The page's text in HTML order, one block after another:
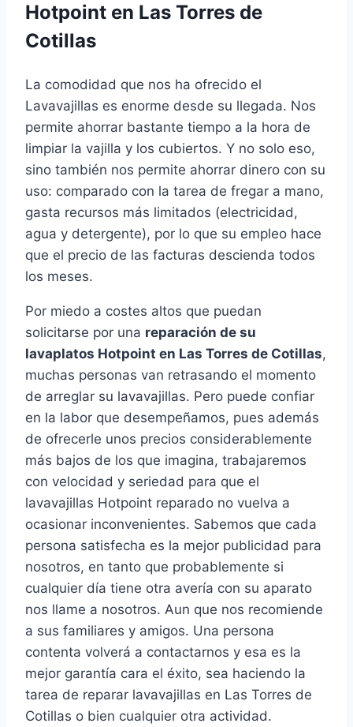
Hotpoint en Las Torres de
Cotillas
La comodidad que nos ha ofrecido el
Lavavajillas es enorme desde su llegada. Nos
permite ahorrar bastante tiempo a la hora de
limpiar la vajilla y los cubiertos. Y no solo eso,
sino también nos permite ahorrar dinero con su
uso: comparado con la tarea de fregar a mano,
gasta recursos más limitados (electricidad,
agua y detergente), por lo que su empleo hace
que el precio de las facturas descienda todos
los meses.
Por miedo a costes altos que puedan
solicitarse por una reparación de su
lavaplatos Hotpoint en Las Torres de Cotillas,
muchas personas van retrasando el momento
de arreglar su lavavajillas. Pero puede confiar
en la labor que desempeñamos, pues además
de ofrecerle unos precios considerablemente
más bajos de los que imagina, trabajaremos
con velocidad y seriedad para que el
lavavajillas Hotpoint reparado no vuelva a
ocasionar inconvenientes. Sabemos que cada
persona satisfecha es la mejor publicidad para
nosotros, en tanto que probablemente si
cualquier día tiene otra avería con su aparato
nos llame a nosotros. Aun que nos recomiende
a sus familiares y amigos. Una persona
contenta volverá a contactarnos y esa es la
mejor garantía cara el éxito, sea haciendo la
tarea de reparar lavavajillas en Las Torres de
Cotillas o bien cualquier otra actividad.